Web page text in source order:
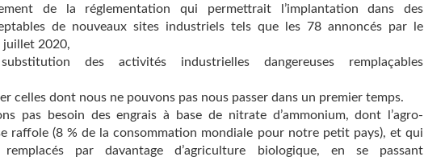
de la réglementation qui permettrait l’implantation dans des
de nouveaux sites industriels tels que les 78 annoncés par le
juillet 2020,
des activités industrielles dangereuses remplaçables
celles dont nous ne pouvons pas nous passer dans un premier temps.
pas besoin des engrais à base de nitrate d’ammonium, dont l’agro-
raffole (8 % de la consommation mondiale pour notre petit pays), et qui
par davantage d’agriculture biologique, en se passant